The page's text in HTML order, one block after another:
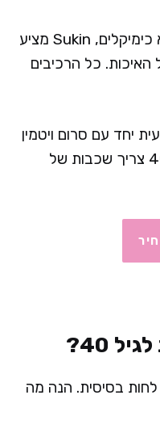
למי שמעדיפה מוצרים נקיים ללא כימיקלים, Sukin מציע
כל הרכיבים
יחד עם סרום ויטמין
C ומוצר הגנת שמש. עור בגיל 40 צריך שכבות של
40?
לחות בסיסית. הנה מה